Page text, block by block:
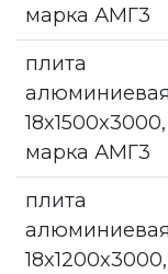
марка АМГ3
плита
алюминиевая
18x1500x3000,
марка АМГ3
плита
алюминиевая
18x1200x3000,